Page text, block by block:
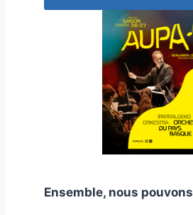
Ensemble, nous pouvons